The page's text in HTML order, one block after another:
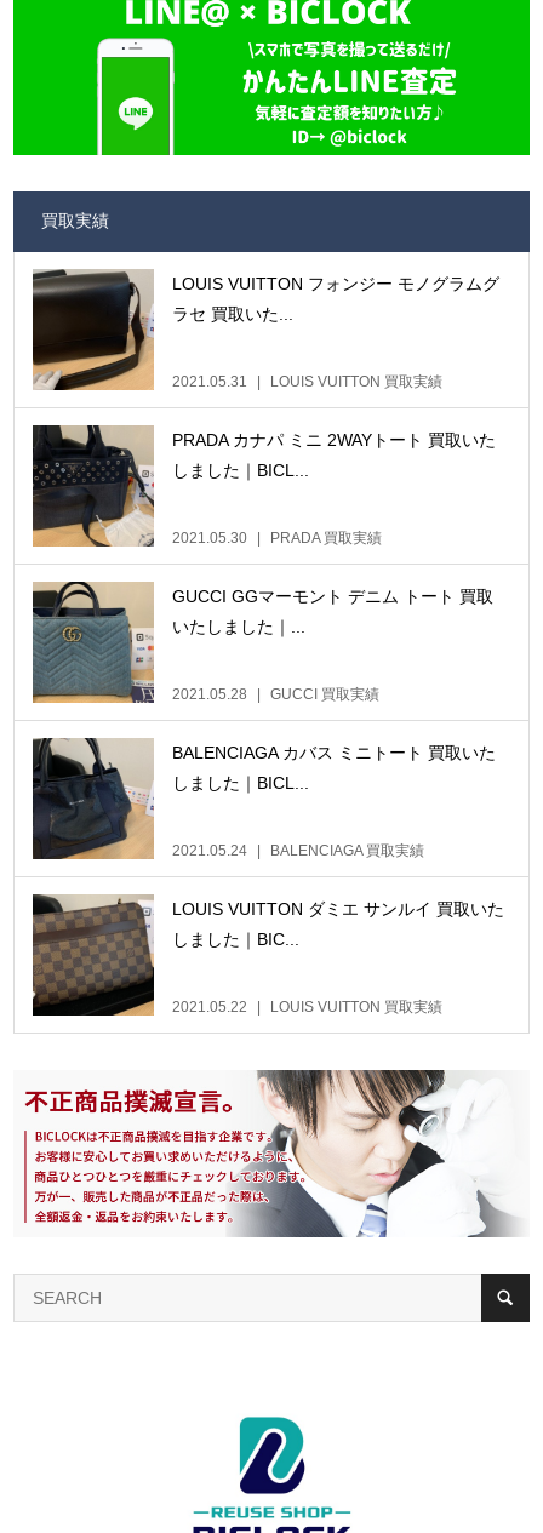
買取実績
LOUIS VUITTON フォンジー モノグラムグ
ラセ 買取いた...
2021.05.31 LOUIS VUITTON 買取実績
PRADA カナパ ミニ 2WAYトート 買取いた
しました｜BICL...
2021.05.30 PRADA 買取実績
GUCCI GGマーモント デニム トート 買取
いたしました｜...
2021.05.28 GUCCI 買取実績
BALENCIAGA カバス ミニトート 買取いた
しました｜BICL...
2021.05.24 BALENCIAGA 買取実績
LOUIS VUITTON ダミエ サンルイ 買取いた
しました｜BIC...
2021.05.22 LOUIS VUITTON 買取実績